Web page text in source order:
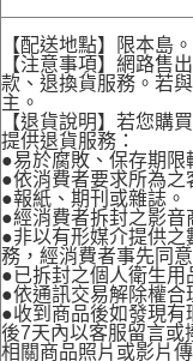
【配送地點】限本島。
【注意事項】網路售
款、退換貨服務。若
主。
【退貨說明】若您購
提供退貨服務：
●易於腐敗、保存期限
●依消費者要求所為之
●報紙、期刊或雜誌。
●經消費者拆封之影音
●非以有形媒介提供之
務，經消費者事先同
●已拆封之個人衛生用
●依通訊交易解除權合
●收到商品後如發現有
後7天內以客服留言或
相關商品照片或影片